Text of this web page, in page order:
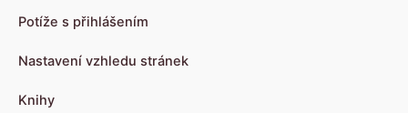
Potíže s přihlášením
Nastavení vzhledu stránek
Knihy